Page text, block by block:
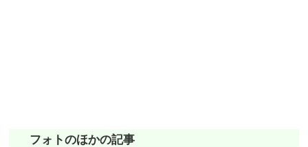
フォトのほかの記事